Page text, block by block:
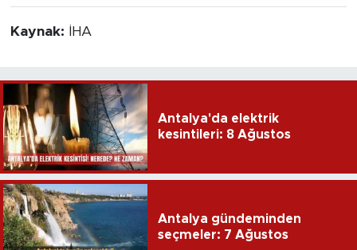
Kaynak: İHA
Antalya'da elektrik
kesintileri: 8 Ağustos
Antalya gündeminden
seçmeler: 7 Ağustos